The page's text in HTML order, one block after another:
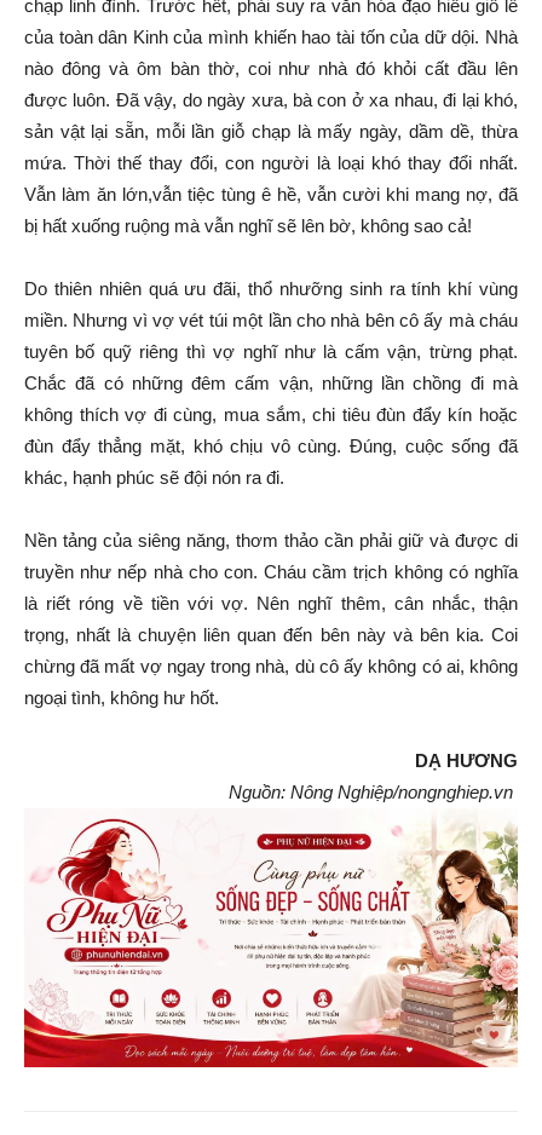
chạp linh đình. Trước hết, phải suy ra văn hóa đạo hiếu giỗ lễ
của toàn dân Kinh của mình khiến hao tài tốn của dữ dội. Nhà
nào đông và ôm bàn thờ, coi như nhà đó khỏi cất đầu lên
được luôn. Đã vậy, do ngày xưa, bà con ở xa nhau, đi lại khó,
sản vật lại sẵn, mỗi lần giỗ chạp là mấy ngày, dầm dề, thừa
mứa. Thời thế thay đổi, con người là loại khó thay đổi nhất.
Vẫn làm ăn lớn,vẫn tiệc tùng ê hề, vẫn cười khi mang nợ, đã
bị hất xuống ruộng mà vẫn nghĩ sẽ lên bờ, không sao cả!
Do thiên nhiên quá ưu đãi, thổ nhưỡng sinh ra tính khí vùng
miền. Nhưng vì vợ vét túi một lần cho nhà bên cô ấy mà cháu
tuyên bố quỹ riêng thì vợ nghĩ như là cấm vận, trừng phạt.
Chắc đã có những đêm cấm vận, những lần chồng đi mà
không thích vợ đi cùng, mua sắm, chi tiêu đùn đẩy kín hoặc
đùn đẩy thẳng mặt, khó chịu vô cùng. Đúng, cuộc sống đã
khác, hạnh phúc sẽ đội nón ra đi.
Nền tảng của siêng năng, thơm thảo cần phải giữ và được di
truyền như nếp nhà cho con. Cháu cầm trịch không có nghĩa
là riết róng về tiền với vợ. Nên nghĩ thêm, cân nhắc, thận
trọng, nhất là chuyện liên quan đến bên này và bên kia. Coi
chừng đã mất vợ ngay trong nhà, dù cô ấy không có ai, không
ngoại tình, không hư hốt.
DẠ HƯƠNG
Nguồn: Nông Nghiệp/nongnghiep.vn